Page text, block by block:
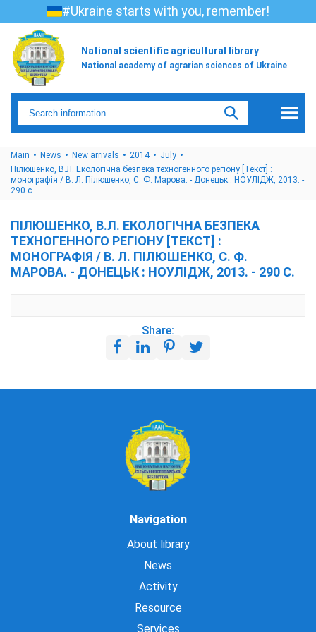
#Ukraine starts with you, remember!
National scientific agricultural library
National academy of agrarian sciences of Ukraine
Main News New arrivals 2014
July
Пілюшенко, В.Л. Екологічна безпека техногенного регіону [Текст] :
монографія / В. Л. Пілюшенко, С. Ф. Марова. - Донецьк : НОУЛІДЖ, 2013. -
290 с.
ПІЛЮШЕНКО, В.Л. ЕКОЛОГІЧНА БЕЗПЕКА
ТЕХНОГЕННОГО РЕГІОНУ [ТЕКСТ] :
МОНОГРАФІЯ / В. Л. ПІЛЮШЕНКО, С. Ф.
МАРОВА. - ДОНЕЦЬК : НОУЛІДЖ, 2013. - 290 С.
Share:
Navigation
About library
News
Activity
Resource
Services